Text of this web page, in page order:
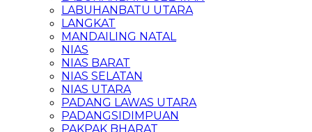
LABUHANBATU UTARA
LANGKAT
MANDAILING NATAL
NIAS
NIAS BARAT
NIAS SELATAN
NIAS UTARA
PADANG LAWAS UTARA
PADANGSIDIMPUAN
PAKPAK BHARAT